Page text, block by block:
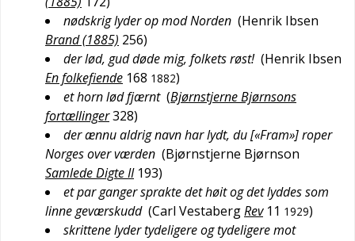
nødskrig lyder op mod Norden (Henrik Ibsen
Brand (1885) 256)
der lød, gud døde mig, folkets røst! (Henrik Ibsen
En folkefiende 168 1882)
et horn lød fjærnt (Bjørnstjerne Bjørnsons
fortællinger328)
der ænnu aldrig navn har lydt, du [«Fram»] roper
Norges over værden (Bjørnstjerne Bjørnson
Samlede Digte II 193)
et par ganger sprakte det høit og det lyddes som
linne geværskudd (Carl VestabergRev 11 1929)
skrittene lyder tydeligere og tydeligere mot